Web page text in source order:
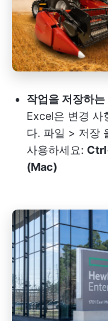
작업을 저장하
Excel은 변경 사
다. 파일 > 저장
사용하세요:
(Mac)